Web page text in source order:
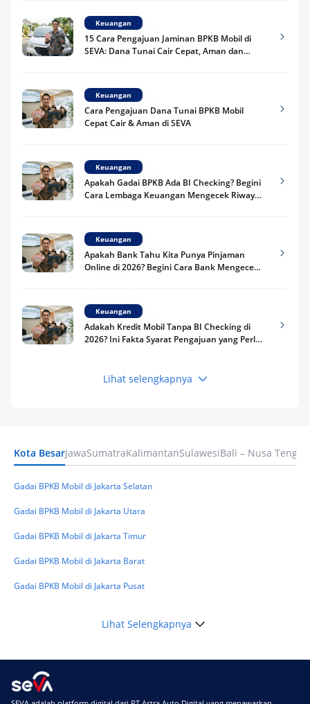
Keuangan
15 Cara Pengajuan Jaminan BPKB Mobil di
SEVA: Dana Tunai Cair Cepat, Aman dan
Keuangan
Cara Pengajuan Dana Tunai BPKB Mobil
Cepat Cair & Aman di SEVA
Keuangan
Apakah Gadai BPKB Ada BI Checking? Begini
Cara Lembaga Keuangan Mengecek Riwayat
Keuangan
Apakah Bank Tahu Kita Punya Pinjaman
Online di 2026? Begini Cara Bank Mengecek
Keuangan
Adakah Kredit Mobil Tanpa BI Checking di
2026? Ini Fakta Syarat Pengajuan yang Perlu
Keuangan
Keuangan
Masuk BI Checking? Simak Peraturan
Lihat selengkapnya
Kota BesarJawaSumatraKalimantanSulawesiBali – Nusa
Gadai BPKB Mobil di Jakarta Selatan
Gadai BPKB Mobil di Jakarta Utara
Gadai BPKB Mobil di Jakarta Timur
Gadai BPKB Mobil di Jakarta Barat
Gadai BPKB Mobil di Jakarta Pusat
Lihat Selengkapnya